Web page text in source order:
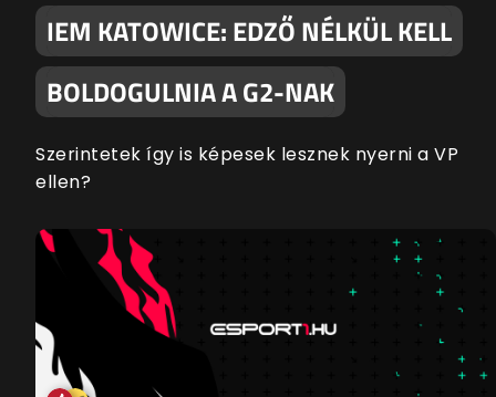
IEM KATOWICE: EDZŐ NÉLKÜL KELL
BOLDOGULNIA A G2-NAK
Szerintetek így is képesek lesznek nyerni a VP
ellen?